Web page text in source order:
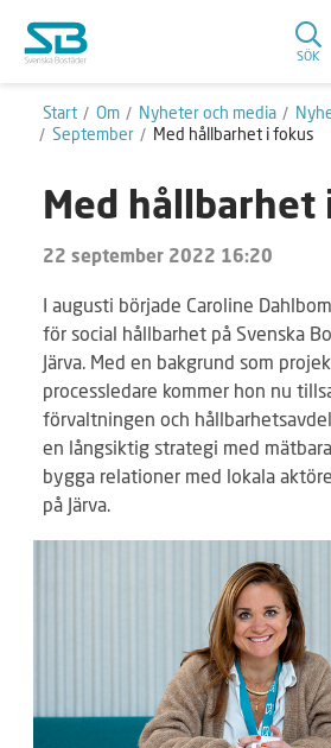
SÖK
Start Om Nyheter och media
September
Med hållbarhet i fokus
Med hållbarhet
22 september 2022 16:20
I augusti började Caroline
för social hållbarhet på Svenska
Järva. Med en bakgrund som
processledare kommer hon nu
förvaltningen och
en långsiktig strategi med
bygga relationer med lokala
på Järva.